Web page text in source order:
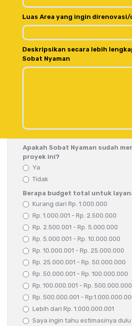
Luas Area yang ingin
Deskripsikan secara lebih
Sobat Nyaman
Apakah Sobat Nyaman sudah
proyek ini?
Ya
Tidak
Berapa budget total untuk
Kurang dari Rp. 1.000.000
Rp. 1.000.001 - Rp. 2.500.000
Rp. 2.500.001 - Rp. 5.000.000
Rp. 5.000.001 - Rp. 10.000.000
Rp. 10.000.001 - Rp. 25.000.000
Rp. 25.000.001 - Rp. 50.000.000
Rp. 50.000.001 - Rp. 100.000.000
Rp. 100.000.001 - Rp. 500.000.000
Rp. 500.000.001 -
Lebih dari Rp. 1.000.000.001
Saya ingin tahu estimasinya dulu